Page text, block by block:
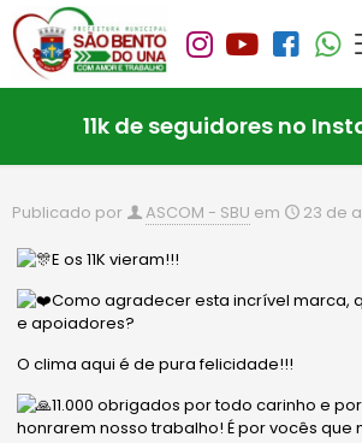
11k de seguidores no
Publicado por ASCOM - SBU em 23 de
E os 11K vieram!!!
Como agradecer esta incrível marca,
e apoiadores?
O clima aqui é de pura felicidade!!!
11.000 obrigados por todo carinho e
honrarem nosso trabalho! É por vocês que